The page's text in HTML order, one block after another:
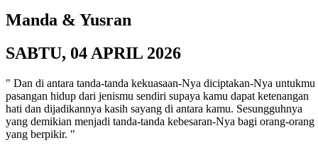
Manda & Yusran
SABTU, 04 APRIL 2026
" Dan di antara tanda-tanda kekuasaan-Nya diciptakan-Nya untukmu
pasangan hidup dari jenismu sendiri supaya kamu dapat ketenangan
hati dan dijadikannya kasih sayang di antara kamu. Sesungguhnya
yang demikian menjadi tanda-tanda kebesaran-Nya bagi orang-orang
yang berpikir. "